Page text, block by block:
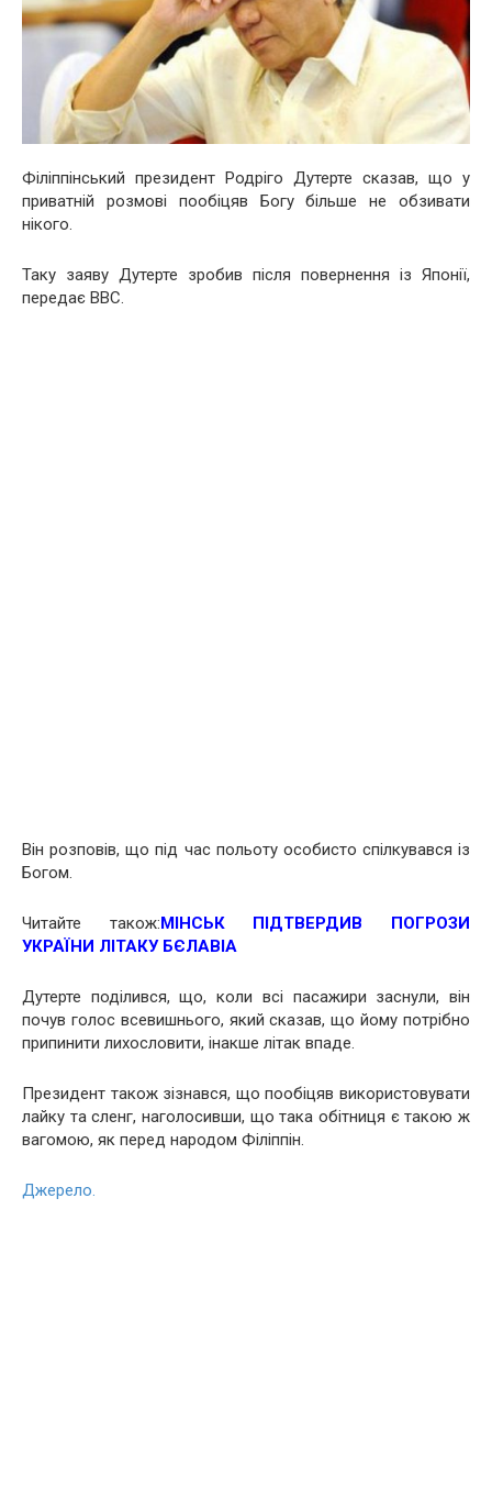
Філіппінський президент Родріго Дутерте сказав, що у
приватній розмові пообіцяв Богу більше не обзивати
нікого.
Таку заяву Дутерте зробив після повернення із Японії,
передає ВВС.
Він розповів, що під час польоту особисто спілкувався із
Богом.
Читайте також:МІНСЬК ПІДТВЕРДИВ ПОГРОЗИ
УКРАЇНИ ЛІТАКУ БЄЛАВІА
Дутерте поділився, що, коли всі пасажири заснули, він
почув голос всевишнього, який сказав, що йому потрібно
припинити лихословити, інакше літак впаде.
Президент також зізнався, що пообіцяв використовувати
лайку та сленг, наголосивши, що така обітниця є такою ж
вагомою, як перед народом Філіппін.
Джерело.